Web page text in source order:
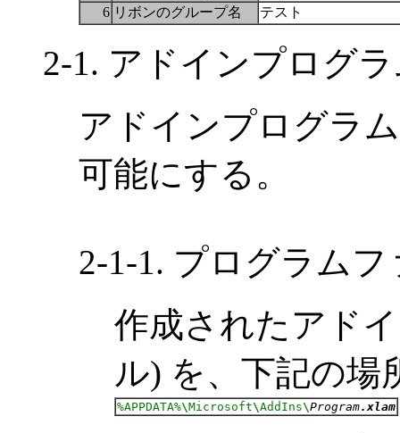
6 リボンのグループ名 テスト
2-1. アドインプログ
アドインプログラ
可能にする。
2-1-1. プログラム
作成されたアド
ル) を、下記の場
%APPDATA%\Microsoft\AddIns\Program.xlam